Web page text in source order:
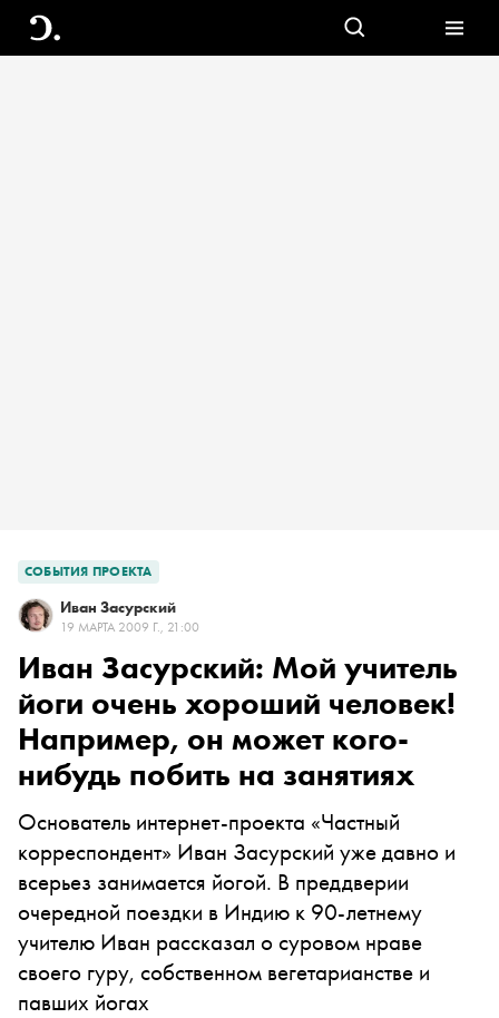
СОБЫТИЯ ПРОЕКТА
Иван Засурский
19 МАРТА 2009 Г., 21:00
Иван Засурский: Мой учитель
йоги очень хороший человек!
Например, он может кого-
нибудь побить на занятиях
Основатель интернет-проекта «Частный
корреспондент» Иван Засурский уже давно и
всерьез занимается йогой. В преддверии
очередной поездки в Индию к 90-летнему
учителю Иван рассказал о суровом нраве
своего гуру, собственном вегетарианстве и
павших йогах